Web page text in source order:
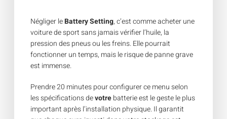
Négliger leBattery Setting, c’est comme acheter une
voiture de sport sans jamais vérifier l’huile, la
pression des pneus ou les freins. Elle pourrait
fonctionner un temps, mais le risque de panne grave
est immense.
Prendre 20 minutes pour configurer ce menu selon
les spécifications devotrebatterie est le geste le plus
important après l’installation physique. Il garantit